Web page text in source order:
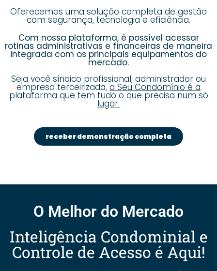
Oferecemos uma solução completa de gestão
com segurança, tecnologia e eficiência.
Com nossa plataforma, é possível acessar
rotinas administrativas e financeiras de maneira
integrada com os principais equipamentos do
mercado.
Seja você síndico profissional, administrador ou
empresa terceirizada, a Seu Condomínio é a
plataforma que tem tudo o que precisa num só
lugar.
receber demonstração completa
O Melhor do Mercado
Inteligência Condominial e
Controle de Acesso é Aqui!